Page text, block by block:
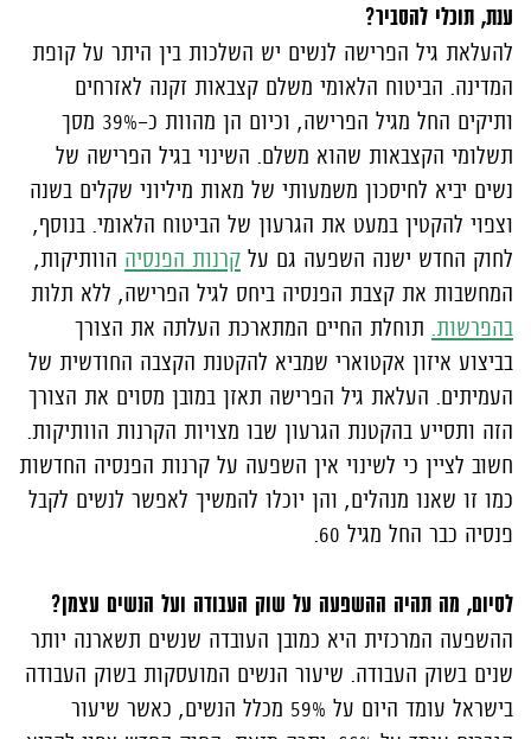
ענת, תוכלי להסביר?
להעלאת גיל הפרישה לנשים יש השלכות בין היתר על קופת
המדינה. הביטוח הלאומי משלם קצבאות זקנה לאזרחים
ותיקים החל מגיל הפרישה, וכיום הן מהוות כ-39% מסך
תשלומי הקצבאות שהוא משלם. השינוי בגיל הפרישה של
נשים יביא לחיסכון משמעותי של מאות מיליוני שקלים בשנה
וצפוי להקטין במעט את הגרעון של הביטוח הלאומי. בנוסף,
לחוק החדש ישנה השפעה גם על קרנות הפנסיה הוותיקות,
המחשבות את קצבת הפנסיה ביחס לגיל הפרישה, ללא תלות
בהפרשות. תוחלת החיים המתארכת העלתה את הצורך
בביצוע איזון אקטוארי שמביא להקטנת הקצבה החודשית של
העמיתים. העלאת גיל הפרישה תאזן במובן מסוים את הצורך
הזה ותסייע בהקטנת הגרעון שבו מצויות הקרנות הוותיקות.
חשוב לציין כי לשינוי אין השפעה על קרנות הפנסיה החדשות
כמו זו שאנו מנהלים, והן יוכלו להמשיך לאפשר לנשים לקבל
פנסיה כבר החל מגיל 60.
לסיום, מה תהיה ההשפעה על שוק העבודה ועל הנשים עצמן?
ההשפעה המרכזית היא כמובן העובדה שנשים תשארנה יותר
שנים בשוק העבודה. שיעור הנשים המועסקות בשוק העבודה
בישראל עומד היום על 59% מכלל הנשים, כאשר שיעור